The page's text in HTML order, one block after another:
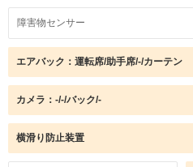
障害物センサー
エアバック：運転席/助手席/-/カーテン
カメラ：-/-/バック/-
横滑り防止装置